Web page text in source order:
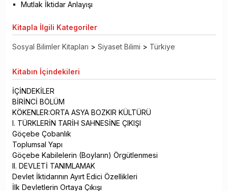
Mutlak İktidar Anlayışı
Kitapla İlgili Kategoriler
Sosyal Bilimler Kitapları > Siyaset Bilimi > Türkiye
Kitabın İçindekileri
İÇİNDEKİLER
BİRİNCİ BÖLÜM
KÖKENLER:ORTA ASYA BOZKIR KÜLTÜRÜ
I. TÜRKLERİN TARİH SAHNESİNE ÇIKIŞI
Göçebe Çobanlık
Toplumsal Yapı
Göçebe Kabilelerin (Boyların) Örgütlenmesi
II. DEVLETİ TANIMLAMAK
Devlet İktidarının Ayırt Edici Özellikleri
İlk Devletlerin Ortaya Çıkışı